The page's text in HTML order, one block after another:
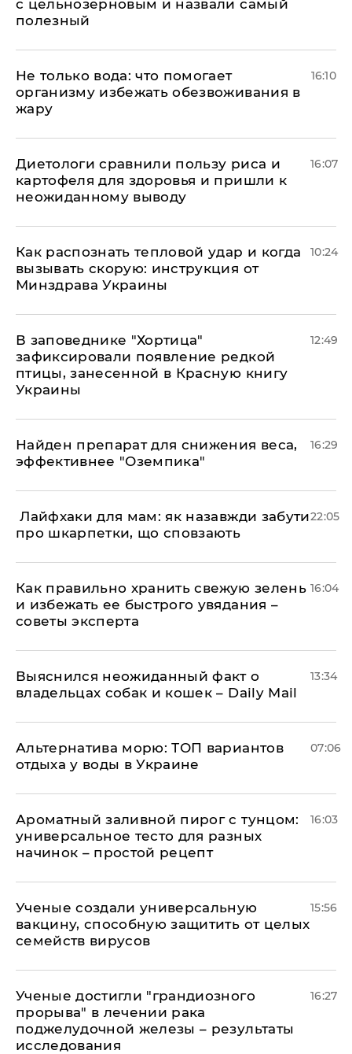
с цельнозерновым и назвали самый
полезный
Не только вода: что помогает
организму избежать обезвоживания в
жару
16:10
Диетологи сравнили пользу риса и
картофеля для здоровья и пришли к
неожиданному выводу
16:07
Как распознать тепловой удар и когда
вызывать скорую: инструкция от
Минздрава Украины
10:24
В заповеднике "Хортица"
зафиксировали появление редкой
птицы, занесенной в Красную книгу
Украины
12:49
Найден препарат для снижения веса,
эффективнее "Оземпика"
16:29
​ Лайфхаки для мам: як назавжди забути
про шкарпетки, що сповзають
22:05
Как правильно хранить свежую зелень
и избежать ее быстрого увядания –
советы эксперта
16:04
Выяснился неожиданный факт о
владельцах собак и кошек – Daily Mail
13:34
Альтернатива морю: ТОП вариантов
отдыха у воды в Украине
07:06
Ароматный заливной пирог с тунцом:
универсальное тесто для разных
начинок – простой рецепт
16:03
Ученые создали универсальную
вакцину, способную защитить от целых
семейств вирусов
15:56
Ученые достигли "грандиозного
прорыва" в лечении рака
поджелудочной железы – результаты
исследования
16:27